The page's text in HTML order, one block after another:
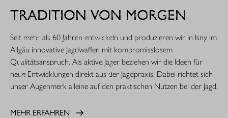
Extrem robust. Extrem zuverlässig: Sie ist die nächste
gemacht für den rauen Jagdeinsatz.
MEHR ERFAHREN
TRADITION VON MORGEN
Seit mehr als 60 Jahren entwickeln und produzieren wir in Isny im
Allgäu innovative Jagdwaffen mit kompromisslosem
Qualitätsanspruch. Als aktive Jäger beziehen wir die Ideen für
neue Entwicklungen direkt aus der Jagdpraxis. Dabei richtet sich
unser Augenmerk alleine auf den praktischen Nutzen bei der Jagd.
MEHR ERFAHREN